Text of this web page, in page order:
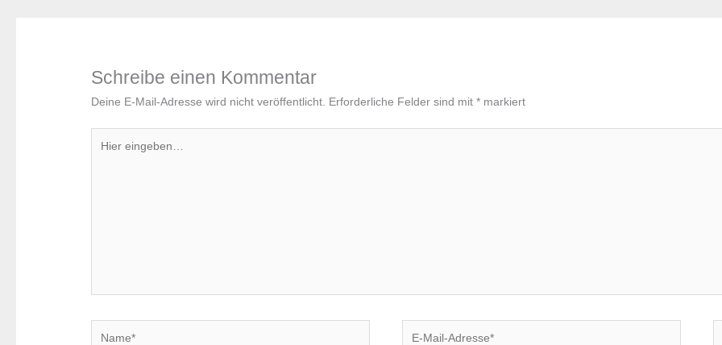
Schreibe einen Kommentar
Deine E-Mail-Adresse wird nicht veröffentlicht. Erforderliche Felder sind mit* markiert
eingeben…